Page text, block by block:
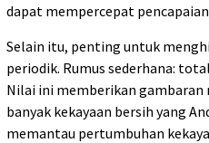
dapat mempercepat
Selain itu, penting untuk
periodik. Rumus sederhana:
Nilai ini memberikan
banyak kekayaan bersih yang
memantau pertumbuhan